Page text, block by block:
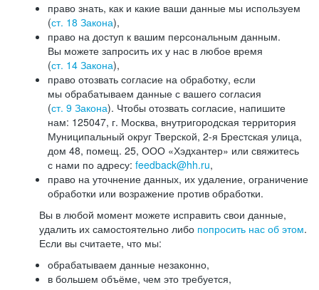
право знать, как и какие ваши данные мы используем
(ст. 18 Закона),
право на доступ к вашим персональным данным.
Вы можете запросить их у нас в любое время
(ст. 14 Закона),
право отозвать согласие на обработку, если
мы обрабатываем данные с вашего согласия
(ст. 9 Закона). Чтобы отозвать согласие, напишите
нам: 125047, г. Москва, внутригородская территория
Муниципальный округ Тверской, 2-я Брестская улица,
дом 48, помещ. 25, ООО «Хэдхантер» или свяжитесь
с нами по адресу: feedback@hh.ru,
право на уточнение данных, их удаление, ограничение
обработки или возражение против обработки.
Вы в любой момент можете исправить свои данные,
удалить их самостоятельно либо попросить нас об этом.
Если вы считаете, что мы:
обрабатываем данные незаконно,
в большем объёме, чем это требуется,